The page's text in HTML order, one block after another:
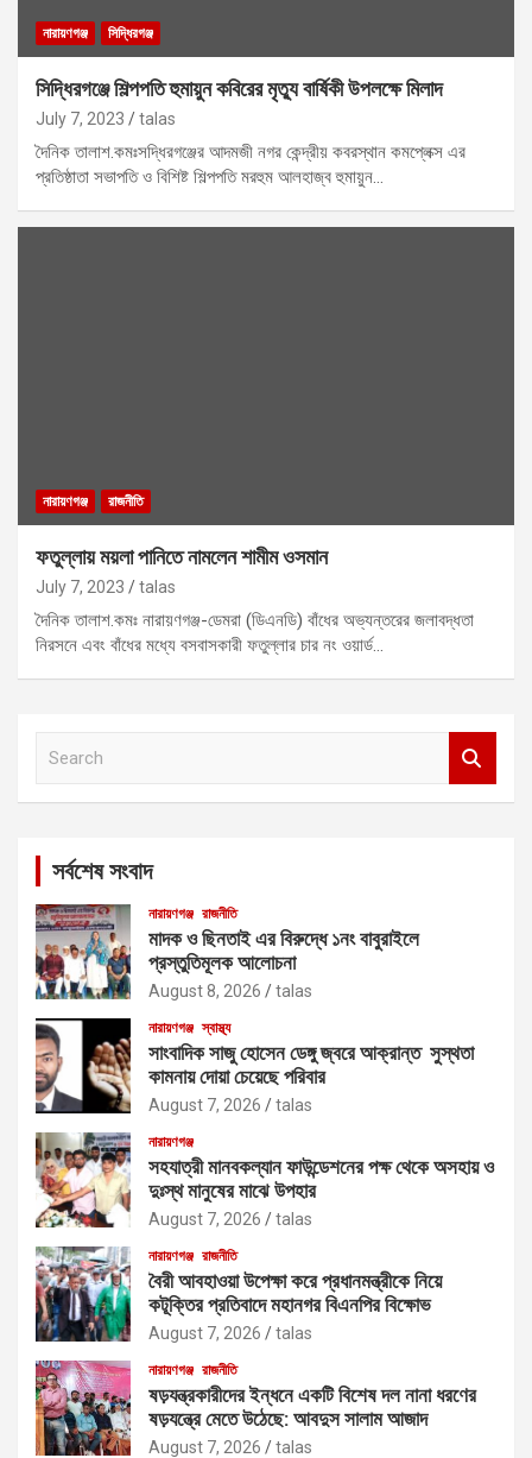
নারায়ণগঞ্জ সিদ্ধিরগঞ্জ
সিদ্ধিরগঞ্জে শিল্পপতি হুমায়ুন কবিরের মৃত্যু বার্ষিকী উপলক্ষে মিলাদ
July 7, 2023 talas
দৈনিক তালাশ.কমঃসদ্ধিরগঞ্জের আদমজী নগর কেন্দ্রীয় কবরস্থান কমপ্লেক্স এর
প্রতিষ্ঠাতা সভাপতি ও বিশিষ্ট শিল্পপতি মরহুম আলহাজ্ব হুমায়ুন…
নারায়ণগঞ্জ রাজনীতি
ফতুল্লায় ময়লা পানিতে নামলেন শামীম ওসমান
July 7, 2023 talas
দৈনিক তালাশ.কমঃ নারায়ণগঞ্জ-ডেমরা (ডিএনডি) বাঁধের অভ্যন্তরের জলাবদ্ধতা
নিরসনে এবং বাঁধের মধ্যে বসবাসকারী ফতুল্লার চার নং ওয়ার্ড…
সর্বশেষ সংবাদ
নারায়ণগঞ্জ রাজনীতি
মাদক ও ছিনতাই এর বিরুদ্ধে ১নং বাবুরাইলে
প্রস্তুতিমূলক আলোচনা
August 8, 2026 talas
নারায়ণগঞ্জ স্বাস্থ্য
সাংবাদিক সাজু হোসেন ডেঙ্গু জ্বরে আক্রান্ত সুস্থতা
কামনায় দোয়া চেয়েছে পরিবার
August 7, 2026 talas
নারায়ণগঞ্জ
সহযাত্রী মানবকল্যান ফাউন্ডেশনের পক্ষ থেকে অসহায় ও
দুঃস্থ মানুষের মাঝে উপহার
August 7, 2026 talas
নারায়ণগঞ্জ রাজনীতি
বৈরী আবহাওয়া উপেক্ষা করে প্রধানমন্ত্রীকে নিয়ে
কটূক্তির প্রতিবাদে মহানগর বিএনপির বিক্ষোভ
August 7, 2026 talas
নারায়ণগঞ্জ রাজনীতি
ষড়যন্ত্রকারীদের ইন্ধনে একটি বিশেষ দল নানা ধরণের
ষড়যন্ত্রে মেতে উঠেছে: আবদুস সালাম আজাদ
August 7, 2026 talas